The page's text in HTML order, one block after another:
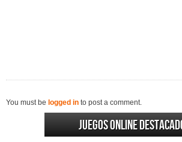
You must be logged in to post a comment.
Juegos online